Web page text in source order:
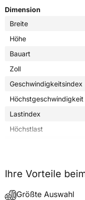
Dimension
Breite
Höhe
Bauart
Zoll
Geschwindigkeitsindex
Höchstgeschwindigkeit
Lastindex
Höchstlast
Fahrzeugtyp
Verwendung
Ihre Vorteile
Größte Auswahl